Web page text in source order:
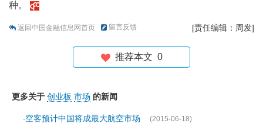
种。
返回中国金融信息网首页 留言反馈 [责任编辑：周发]
推荐本文 0
更多关于 创业板 市场 的新闻
·空客预计中国将成最大航空市场
(2015-06-18)